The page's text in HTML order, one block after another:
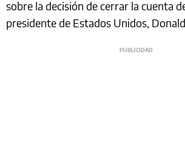
sobre la decisión de cerrar la cuenta
presidente de Estados Unidos,